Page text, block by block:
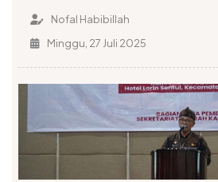
Terbuka
Nofal Habibillah
Minggu, 27 Juli 2025